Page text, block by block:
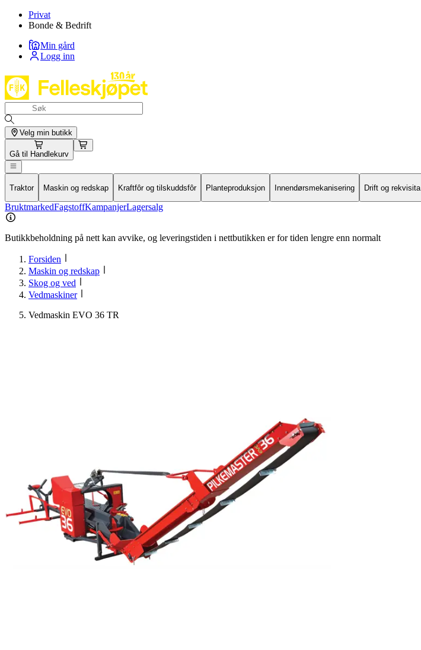
Privat
Bonde & Bedrift
Min gård
Logg inn
Velg min butikk
Gå til Handlekurv
Traktor Maskin og redskap Kraftfôr og tilskuddsfôr Planteproduksjon Innendørsmekanisering Drift og rekvisita
BruktmarkedFagstoffKampanjerLagersalg
Butikkbeholdning på nett kan avvike, og leveringstiden i nettbutikken er for tiden lengre enn normalt
Forsiden
Maskin og redskap
Skog og ved
Vedmaskiner
Vedmaskin EVO 36 TR